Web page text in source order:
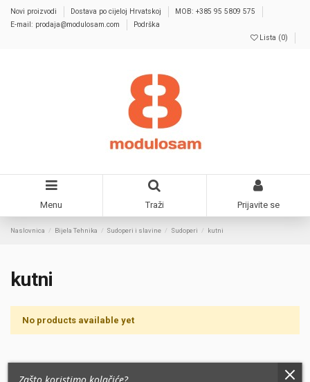
Novi proizvodi Dostava po cijeloj Hrvatskoj
MOB: +385 95 5809 575
E-mail: prodaja@modulosam.com
Podrška
Lista (0)
Menu Traži Prijavite se
Naslovnica Bijela Tehnika Sudoperi i slavine Sudoperi kutni
kutni
No products available yet
Zašto koristimo kolačiće?